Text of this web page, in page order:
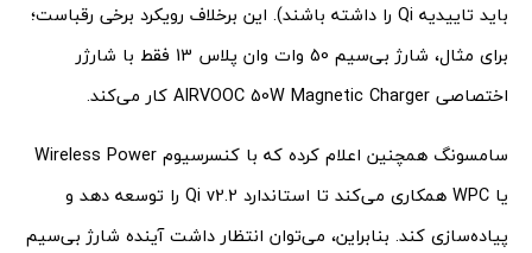
باید تاییدیه Qi را داشته باشند). این برخلاف رویکرد برخی رقباست؛
برای مثال، شارژ بی‌سیم 50 وات وان پلاس 13 فقط با شارژر
اختصاصی AIRVOOC 50W Magnetic Charger کار می‌کند.
سامسونگ همچنین اعلام کرده که با کنسرسیوم Wireless Power
یا WPC همکاری می‌کند تا استاندارد Qi v2.2 را توسعه دهد و
پیاده‌سازی کند. بنابراین، می‌توان انتظار داشت آینده شارژ بی‌سیم